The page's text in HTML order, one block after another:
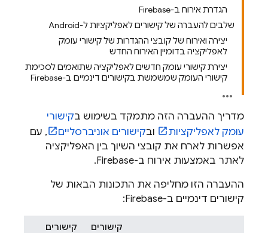
הגדרת אירוח ב-Firebase
שלבים להעברה של קישורים לאפליקציות ל-Android
יצירה ואירוח של קובצי ההגדרות של קישורי עומק
לאפליקציה בדומיין האירוח החדש
יצירת קישורי עומק חדשים לאפליקציה שתואמים לסכימת
קישורי העומק שמשמשת בקישורים דינמיים ב-Firebase
מדריך ההעברה הזה מתמקד בשימוש בקישורי
עומק לאפליקציות
ובקישורים אוניברסליים
, עם
אפשרות לארח את קובצי השיוך בין האפליקציה
לאתר באמצעות אירוח ב-Firebase.
ההעברה הזו מחליפה את התכונות הבאות של
קישורים דינמיים ב-Firebase:
קישורים
קישורים